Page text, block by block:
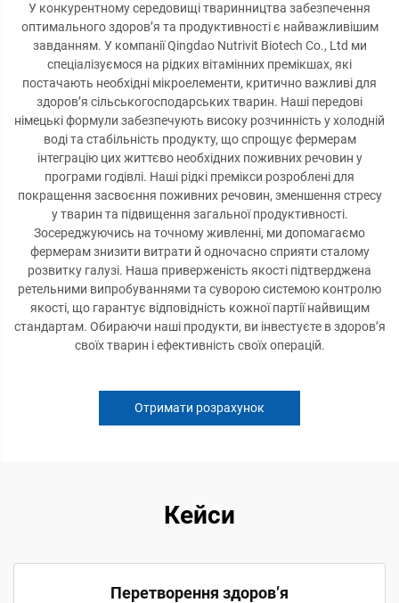
У конкурентному середовищі тваринництва забезпечення
оптимального здоров’я та продуктивності є найважливішим
завданням. У компанії Qingdao Nutrivit Biotech Co., Ltd ми
спеціалізуємося на рідких вітамінних премікшах, які
постачають необхідні мікроелементи, критично важливі для
здоров’я сільськогосподарських тварин. Наші передові
німецькі формули забезпечують високу розчинність у холодній
воді та стабільність продукту, що спрощує фермерам
інтеграцію цих життєво необхідних поживних речовин у
програми годівлі. Наші рідкі премікси розроблені для
покращення засвоєння поживних речовин, зменшення стресу
у тварин та підвищення загальної продуктивності.
Зосереджуючись на точному живленні, ми допомагаємо
фермерам знизити витрати й одночасно сприяти сталому
розвитку галузі. Наша приверженість якості підтверджена
ретельними випробуваннями та суворою системою контролю
якості, що гарантує відповідність кожної партії найвищим
стандартам. Обираючи наші продукти, ви інвестуєте в здоров’я
своїх тварин і ефективність своїх операцій.
Отримати розрахунок
Кейси
Перетворення здоров’я